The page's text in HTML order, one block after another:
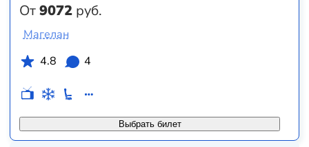
От9072 руб.
Выбрать билет
Магелан
4.8
4